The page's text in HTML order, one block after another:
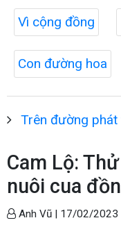
Vì cộng đồng
Con đường hoa
Trên đường phát
Cam Lộ:
nuôi cua
Anh Vũ | 17/02/2023